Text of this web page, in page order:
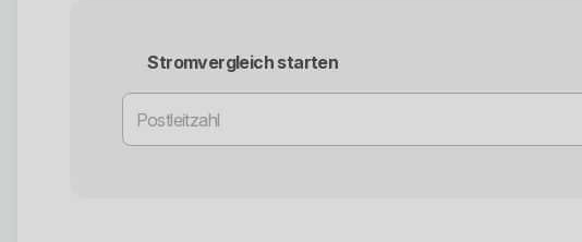
Stromvergleich starten